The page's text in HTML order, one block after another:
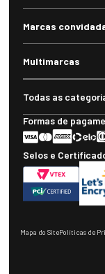
Marcas
Multimarcas
Todas as
Formas de
Selos e
Mapa do SitePolíticas de